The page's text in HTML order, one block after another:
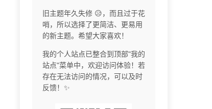
旧主题年久失修 😥，而且过于花
哨，所以选择了更简洁、更易用
的新主题。希望大家喜欢！
我的个人站点已整合到顶部"我的
站点"菜单中，欢迎访问体验！若
存在无法访问的情况，可以及时
反馈！✨